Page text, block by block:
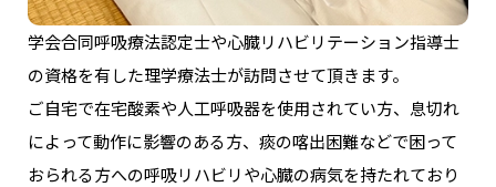
学会合同呼吸療法認定⼠や⼼臓リハビリテーション指導⼠
の資格を有した理学療法⼠が訪問させて頂きます。
ご⾃宅で在宅酸素や⼈⼯呼吸器を使⽤されてい⽅、息切れ
によって動作に影響のある⽅、痰の喀出困難などで困って
おられる⽅への呼吸リハビリや⼼臓の病気を持たれており